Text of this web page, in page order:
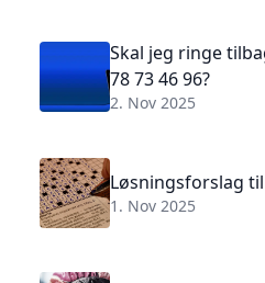
Skal jeg ringe
78 73 46 96?
2. Nov 2025
Løsningsforslag
1. Nov 2025